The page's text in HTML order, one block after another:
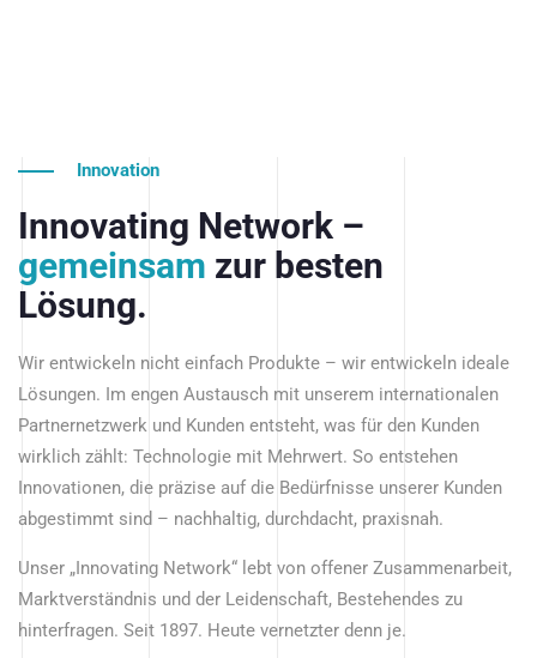
Innovation
Innovating Network –
gemeinsam zur besten
Lösung.
Wir entwickeln nicht einfach Produkte – wir entwickeln ideale
Lösungen. Im engen Austausch mit unserem internationalen
Partnernetzwerk und Kunden entsteht, was für den Kunden
wirklich zählt: Technologie mit Mehrwert. So entstehen
Innovationen, die präzise auf die Bedürfnisse unserer Kunden
abgestimmt sind – nachhaltig, durchdacht, praxisnah.
Unser „Innovating Network“ lebt von offener Zusammenarbeit,
Marktverständnis und der Leidenschaft, Bestehendes zu
hinterfragen. Seit 1897. Heute vernetzter denn je.